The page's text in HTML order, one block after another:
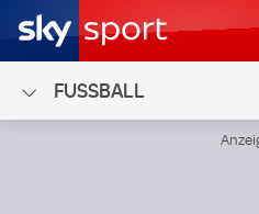
FUSSBALL